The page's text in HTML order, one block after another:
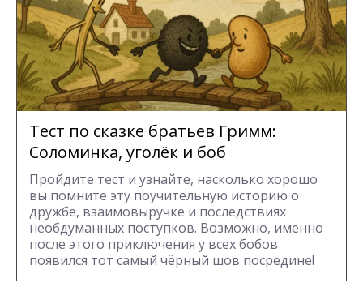
Тест по сказке братьев Гримм:
Соломинка, уголёк и боб
Пройдите тест и узнайте, насколько хорошо
вы помните эту поучительную историю о
дружбе, взаимовыручке и последствиях
необдуманных поступков. Возможно, именно
после этого приключения у всех бобов
появился тот самый чёрный шов посредине!